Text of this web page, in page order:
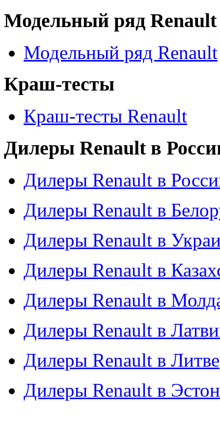
Модельный ряд Renault
Модельный ряд Renault
Краш-тесты
Краш-тесты Renault
Дилеры Renault в
Дилеры Renault в
Дилеры Renault в
Дилеры Renault в
Дилеры Renault в
Дилеры Renault в
Дилеры Renault в
Дилеры Renault в Литве
Дилеры Renault в